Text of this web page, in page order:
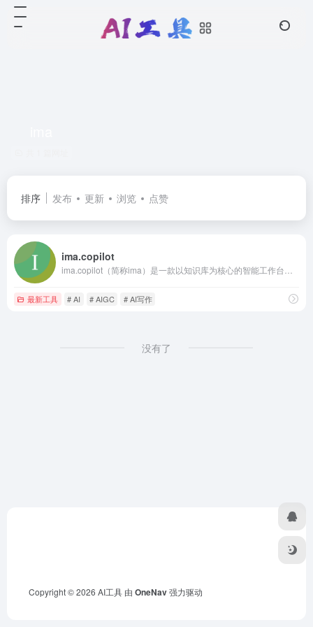
排序 发布 更新 浏览 点赞
ima.copilot
最新工具 # AI # AIGC # AI写作
没有了
Copyright © 2026 AI工具 由 OneNav强力驱动